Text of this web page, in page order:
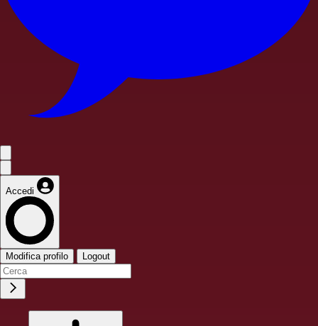
Accedi
Modifica profilo Logout